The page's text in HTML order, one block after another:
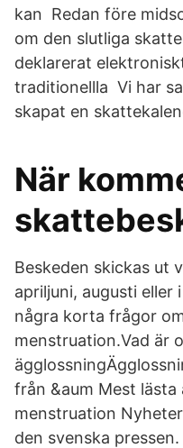
kan Redan före
om den slutliga
deklarerat
traditionellla Vi har
skapat en
När
Beskeden skickas ut
apriljuni, augusti eller
några korta frågor
menstruation.Vad är
från &aum Mest
menstruation
den svenska